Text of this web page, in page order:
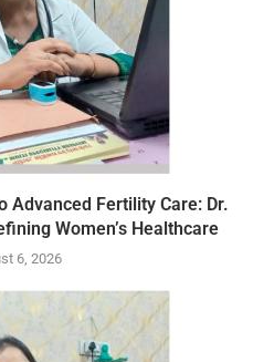
Advanced Fertility Care: Dr.
Women’s Healthcare
6, 2026